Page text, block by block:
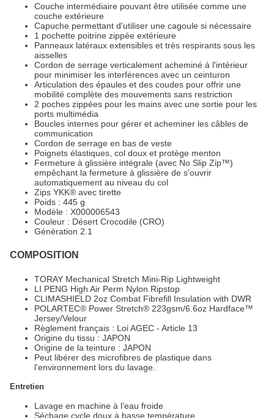
Couche intermédiaire pouvant être utilisée comme une
couche extérieure
Capuche permettant d'utiliser une cagoule si nécessaire
1 pochette poitrine zippée extérieure
Panneaux latéraux extensibles et très respirants sous les
aisselles
Cordon de serrage verticalement acheminé à l'intérieur
pour minimiser les interférences avec un ceinturon
Articulation des épaules et des coudes pour offrir une
mobilité complète des mouvements sans restriction
2 poches zippées pour les mains avec une sortie pour les
ports multimédia
Boucles internes pour gérer et acheminer les câbles de
communication
Cordon de serrage en bas de veste
Poignets élastiques, col doux et protège menton
Fermeture à glissière intégrale (avec No Slip Zip™)
empêchant la fermeture à glissière de s'ouvrir
automatiquement au niveau du col
Zips YKK® avec tirette
Poids : 445 g
Modèle : X000006543
Couleur : Désert Crocodile (CRO)
Génération 2.1
COMPOSITION
TORAY Mechanical Stretch Mini-Rip Lightweight
LI PENG High Air Perm Nylon Ripstop
CLIMASHIELD 2oz Combat Fibrefill Insulation with DWR
POLARTEC® Power Stretch® 223gsm/6.6oz Hardface™
Jersey/Velour
Règlement français : Loi AGEC - Article 13
Origine du tissu : JAPON
Origine de la teinture : JAPON
Peut libérer des microfibres de plastique dans
l'environnement lors du lavage.
Entretien
Lavage en machine à l'eau froide
Séchage cycle doux à basse température